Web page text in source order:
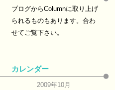
ブログからColumnに取り上げ
られるものもあります。合わ
せてご覧下さい。
カレンダー
2009年10月